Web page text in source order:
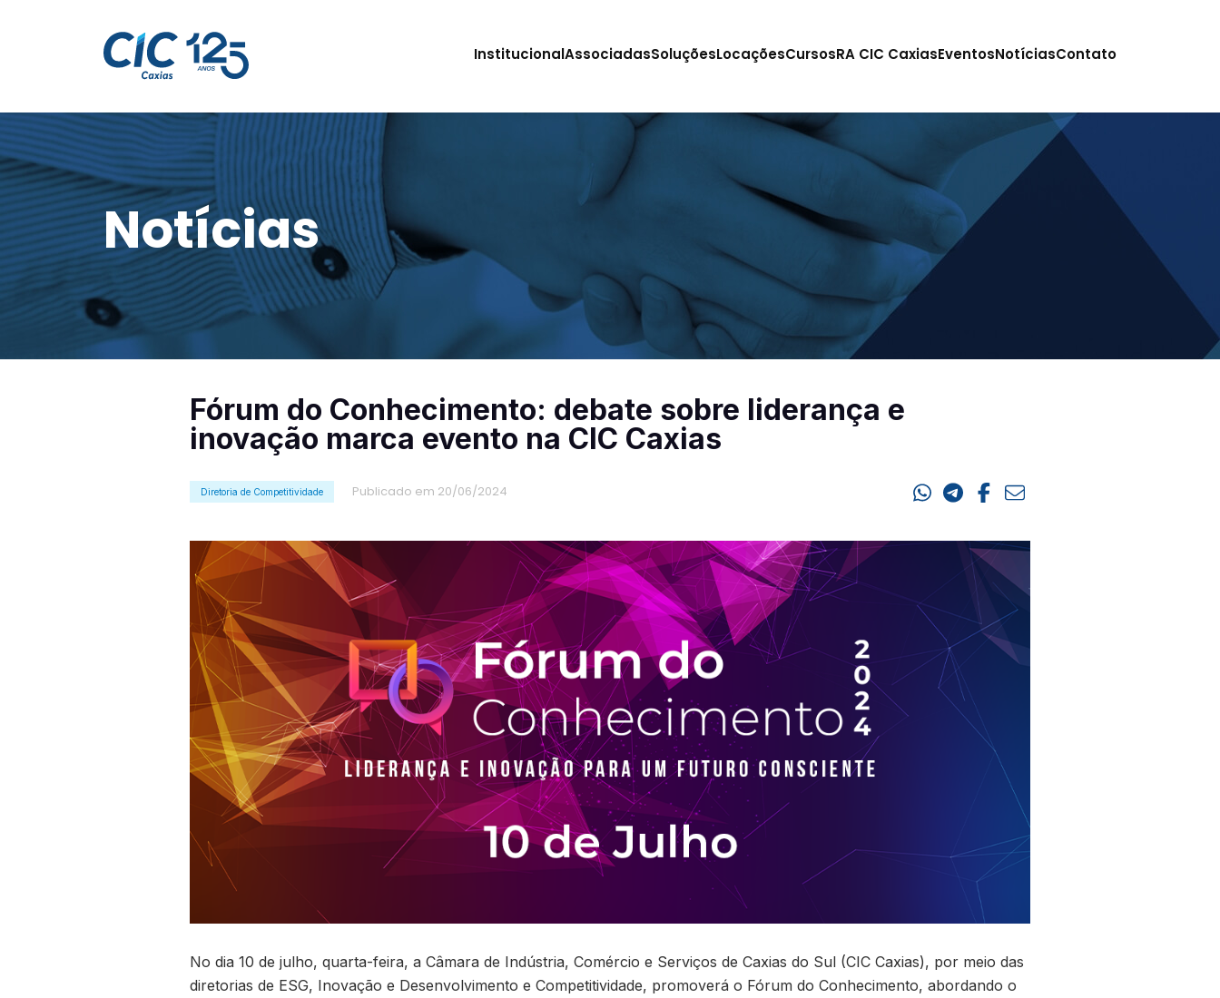
InstitucionalAssociadasSoluçõesLocaçõesCursosRA CIC CaxiasEventosNotíciasContato
Notícias
Fórum do Conhecimento: debate sobre liderança e
inovação marca evento na CIC Caxias
Diretoria de Competitividade Publicado em 20/06/2024
No dia 10 de julho, quarta-feira, a Câmara de Indústria, Comércio e Serviços de Caxias do Sul (CIC Caxias), por meio das
diretorias de ESG, Inovação e Desenvolvimento e Competitividade, promoverá o Fórum do Conhecimento, abordando o